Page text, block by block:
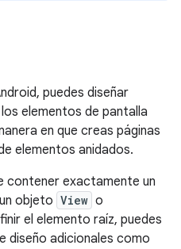
puedes diseñar
elementos de pantalla
en que creas páginas
elementos anidados.
contener exactamente un
objeto View o
el elemento raíz, puedes
diseño adicionales como